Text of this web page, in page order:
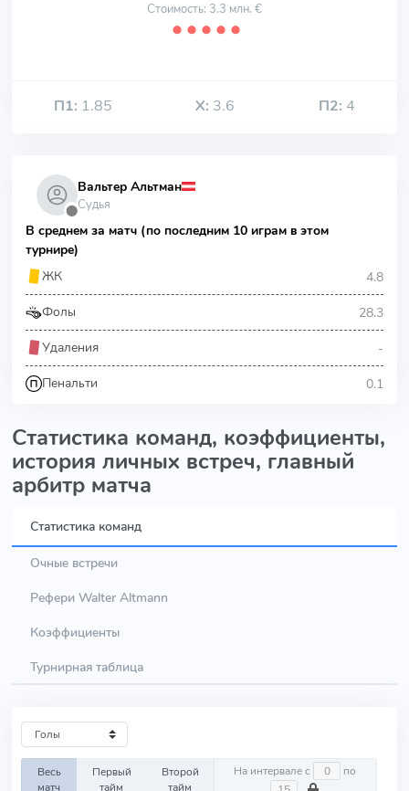
Стоимость: 3.3 млн. €
⬤ ⬤ ⬤ ⬤ ⬤
П1: 1.85 Х: 3.6 П2: 4
⬤
Вальтер Альтман
Судья
В среднем за матч (по последним 10 играм в этом
турнире)
ЖК
4.8
Фолы 28.3
Удаления -
Пенальти 0.1
Статистика команд, коэффициенты,
история личных встреч, главный
арбитр матча
Статистика команд
Очные встречи
Рефери Walter Altmann
Коэффициенты
Турнирная таблица
Весь
матч
Первый
тайм
Второй
тайм
На интервале с по